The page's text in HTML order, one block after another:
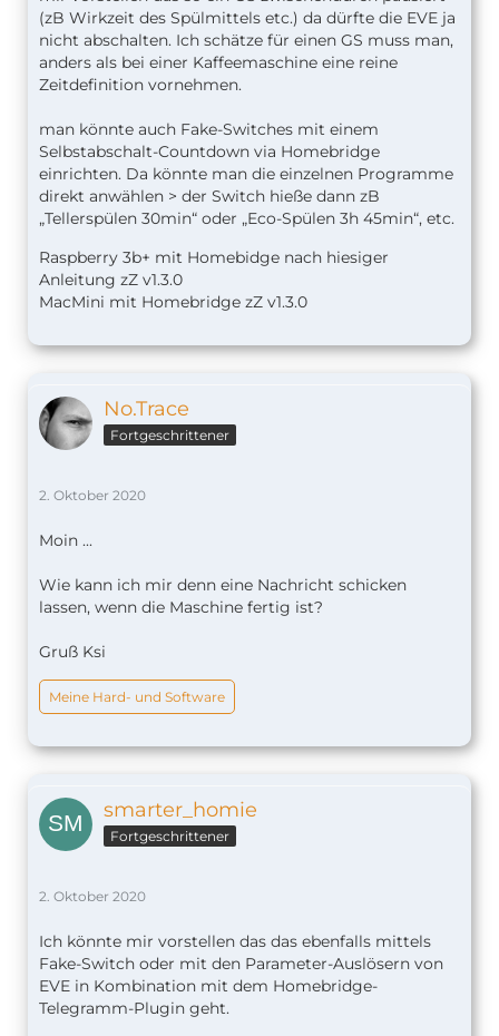
(zB Wirkzeit des Spülmittels etc.) da dürfte die EVE ja
nicht abschalten. Ich schätze für einen GS muss man,
anders als bei einer Kaffeemaschine eine reine
Zeitdefinition vornehmen.
man könnte auch Fake-Switches mit einem
Selbstabschalt-Countdown via Homebridge
einrichten. Da könnte man die einzelnen Programme
direkt anwählen > der Switch hieße dann zB
„Tellerspülen 30min“ oder „Eco-Spülen 3h 45min“, etc.
Raspberry 3b+ mit Homebidge nach hiesiger
Anleitung zZ v1.3.0
MacMini mit Homebridge zZ v1.3.0
No.Trace
Fortgeschrittener
2. Oktober 2020
Moin ...
Wie kann ich mir denn eine Nachricht schicken
lassen, wenn die Maschine fertig ist?
Gruß Ksi
Meine Hard- und Software
smarter_homie
Fortgeschrittener
2. Oktober 2020
Ich könnte mir vorstellen das das ebenfalls mittels
Fake-Switch oder mit den Parameter-Auslösern von
EVE in Kombination mit dem Homebridge-
Telegramm-Plugin geht.